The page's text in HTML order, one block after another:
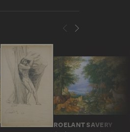
ROELANT SAVERY